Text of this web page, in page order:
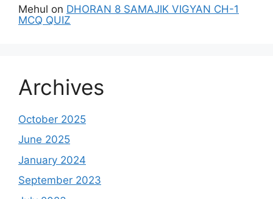
Mehul on DHORAN 8 SAMAJIK VIGYAN CH-1
MCQ QUIZ
Archives
October 2025
June 2025
January 2024
September 2023